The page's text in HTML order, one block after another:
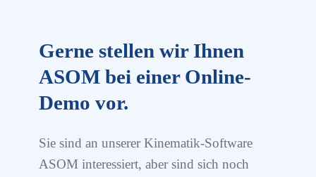
Gerne stellen wir Ihnen
ASOM bei einer Online-
Demo vor.
Sie sind an unserer Kinematik-Software
ASOM interessiert, aber sind sich noch